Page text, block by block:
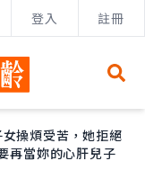
登入 註冊
操煩受苦，她拒絕
再當妳的心肝兒子